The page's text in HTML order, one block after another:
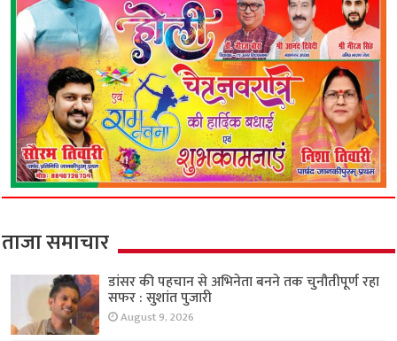
ताजा समाचार
डांसर की पहचान से अभिनेता बनने तक चुनौतीपूर्ण रहा
सफर : सुशांत पुजारी
August 9, 2026